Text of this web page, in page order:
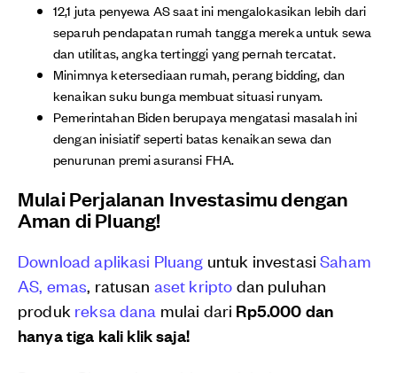
12,1 juta penyewa AS saat ini mengalokasikan lebih dari
separuh pendapatan rumah tangga mereka untuk sewa
dan utilitas, angka tertinggi yang pernah tercatat.
Minimnya ketersediaan rumah, perang bidding, dan
kenaikan suku bunga membuat situasi runyam.
Pemerintahan Biden berupaya mengatasi masalah ini
dengan inisiatif seperti batas kenaikan sewa dan
penurunan premi asuransi FHA.
Mulai Perjalanan Investasimu dengan
Aman di Pluang!
Download aplikasi Pluang untuk investasiSaham
AS, emas , ratusan aset kripto dan puluhan
produk reksa dana mulai dari Rp5.000 dan
hanya tiga kali klik saja!